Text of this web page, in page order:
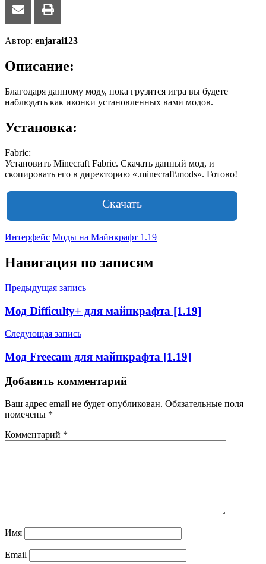
Автор: enjarai123
Описание:
Благодаря данному моду, пока грузится игра вы будете
наблюдать как иконки установленных вами модов.
Установка:
Fabric:
Установить Minecraft Fabric. Скачать данный мод, и
скопировать его в директорию «.minecraft\mods». Готово!
Скачать
Интерфейс Моды на Майнкрафт 1.19
Навигация по записям
Предыдущая запись
Мод Difficulty+ для майнкрафта [1.19]
Следующая запись
Мод Freecam для майнкрафта [1.19]
Добавить комментарий
Ваш адрес email не будет опубликован. Обязательные поля
помечены *
Комментарий *
Имя
Email